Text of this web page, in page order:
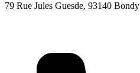
79 Rue Jules Guesde, 93140 Bondy